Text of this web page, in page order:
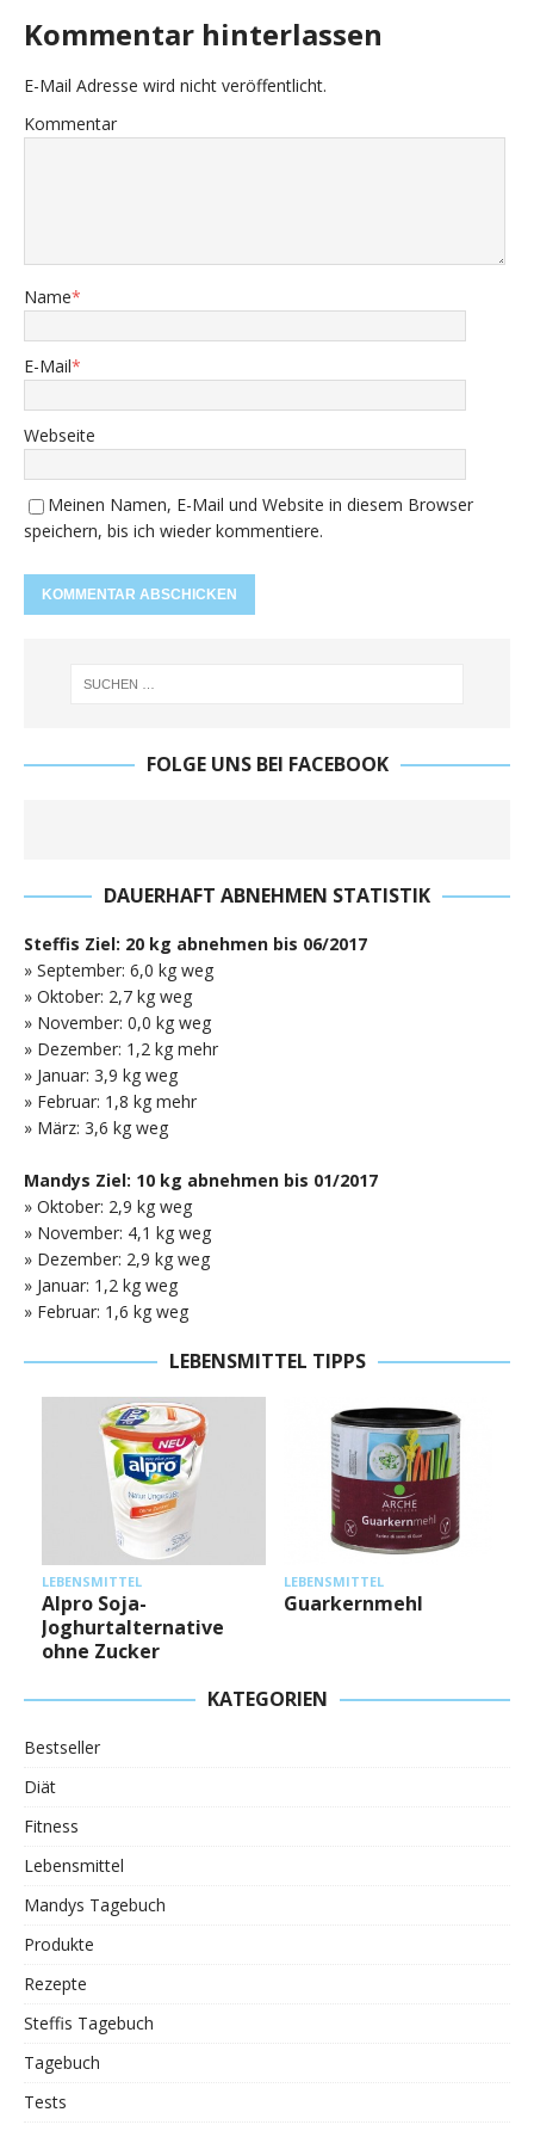
Kommentar hinterlassen
E-Mail Adresse wird nicht veröffentlicht.
Kommentar
Name*
E-Mail*
Webseite
Meinen Namen, E-Mail und Website in diesem Browser
speichern, bis ich wieder kommentiere.
FOLGE UNS BEI FACEBOOK
DAUERHAFT ABNEHMEN STATISTIK
Steffis Ziel: 20 kg abnehmen bis 06/2017
» September: 6,0 kg weg
» Oktober: 2,7 kg weg
» November: 0,0 kg weg
» Dezember: 1,2 kg mehr
» Januar: 3,9 kg weg
» Februar: 1,8 kg mehr
» März: 3,6 kg weg
Mandys Ziel: 10 kg abnehmen bis 01/2017
» Oktober: 2,9 kg weg
» November: 4,1 kg weg
» Dezember: 2,9 kg weg
» Januar: 1,2 kg weg
» Februar: 1,6 kg weg
LEBENSMITTEL TIPPS
LEBENSMITTEL
Alpro Soja-
Joghurtalternative
ohne Zucker
LEBENSMITTEL
Guarkernmehl
KATEGORIEN
Bestseller
Diät
Fitness
Lebensmittel
Mandys Tagebuch
Produkte
Rezepte
Steffis Tagebuch
Tagebuch
Tests